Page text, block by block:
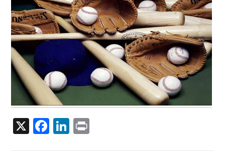
X Facebook
LinkedIn